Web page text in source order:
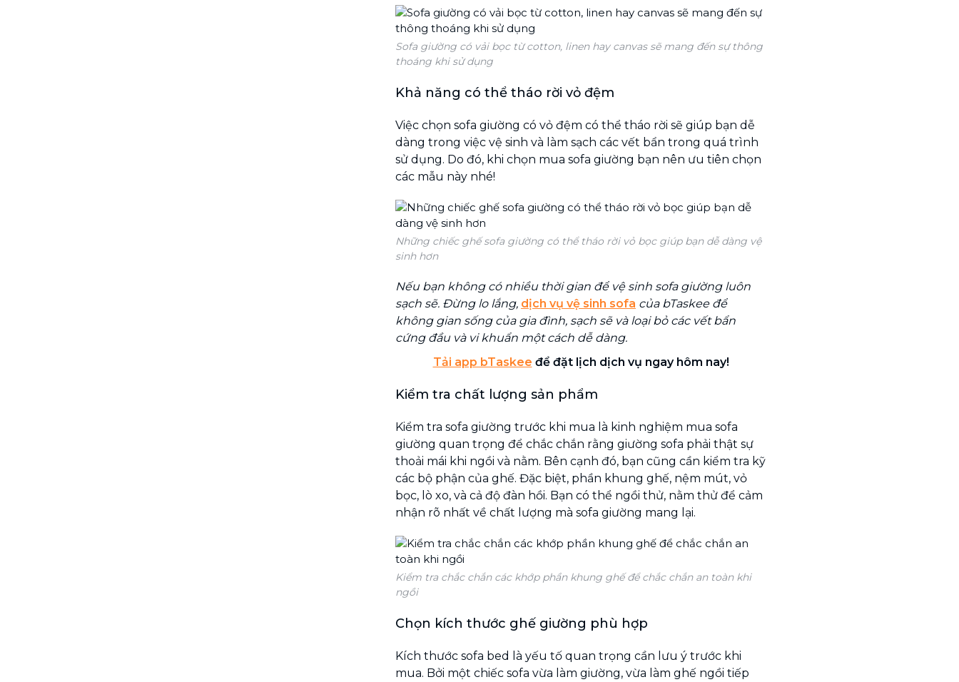
Sofa giường có vải bọc từ cotton, linen hay canvas sẽ mang đến sự thông
thoáng khi sử dụng
Khả năng có thể tháo rời vỏ đệm
Việc chọn sofa giường có vỏ đệm có thể tháo rời sẽ giúp bạn dễ
dàng trong việc vệ sinh và làm sạch các vết bẩn trong quá trình
sử dụng. Do đó, khi chọn mua sofa giường bạn nên ưu tiên chọn
các mẫu này nhé!
Những chiếc ghế sofa giường có thể tháo rời vỏ bọc giúp bạn dễ dàng vệ
sinh hơn
Nếu bạn không có nhiều thời gian để vệ sinh sofa giường luôn
sạch sẽ. Đừng lo lắng, dịch vụ vệ sinh sofa của bTaskee để
không gian sống của gia đình, sạch sẽ và loại bỏ các vết bẩn
cứng đầu và vi khuẩn một cách dễ dàng.
Tải app bTaskee để đặt lịch dịch vụ ngay hôm nay!
Kiểm tra chất lượng sản phẩm
Kiểm tra sofa giường trước khi mua là kinh nghiệm mua sofa
giường quan trọng để chắc chắn rằng giường sofa phải thật sự
thoải mái khi ngồi và nằm. Bên cạnh đó, bạn cũng cần kiểm tra kỹ
các bộ phận của ghế. Đặc biệt, phần khung ghế, nệm mút, vỏ
bọc, lò xo, và cả độ đàn hồi. Bạn có thể ngồi thử, nằm thử để cảm
nhận rõ nhất về chất lượng mà sofa giường mang lại.
Kiểm tra chắc chắn các khớp phần khung ghế để chắc chắn an toàn khi
ngồi
Chọn kích thước ghế giường phù hợp
Kích thước sofa bed là yếu tố quan trọng cần lưu ý trước khi
mua. Bởi một chiếc sofa vừa làm giường, vừa làm ghế ngồi tiếp